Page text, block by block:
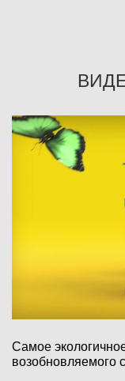
Самое
возобновляемого